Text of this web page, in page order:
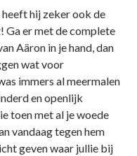
heeft hij zeker ook de
Ga er met de complete
Aäron in je hand, dan
wat voor
immers al meermalen
en openlijk
toen met al je woede
vandaag tegen hem
geven waar jullie bij